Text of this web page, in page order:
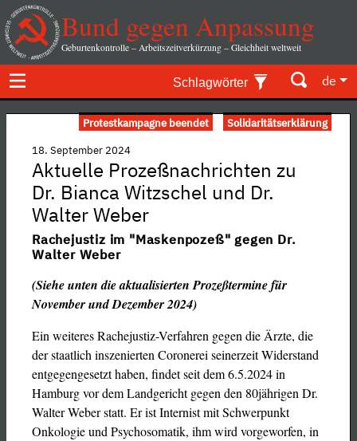
Bund gegen Anpassung
Geburtenkontrolle – Arbeitszeitverkürzung – Gleichheit weltweit
Schlagwörter de
Protestkampagne beendet Solidaritätserklärung
18. September 2024
Aktuelle Prozeßnachrichten zu
Dr. Bianca Witzschel und Dr.
Walter Weber
Rachejustiz im "Maskenpozeß" gegen Dr.
Walter Weber
(Siehe unten die aktualisierten Prozeßtermine für
November und Dezember 2024)
Ein weiteres Rachejustiz-Verfahren gegen die Ärzte, die
der staatlich inszenierten Coronerei seinerzeit Widerstand
entgegengesetzt haben, findet seit dem 6.5.2024 in
Hamburg vor dem Landgericht gegen den 80jährigen Dr.
Walter Weber statt. Er ist Internist mit Schwerpunkt
Onkologie und Psychosomatik, ihm wird vorgeworfen, in